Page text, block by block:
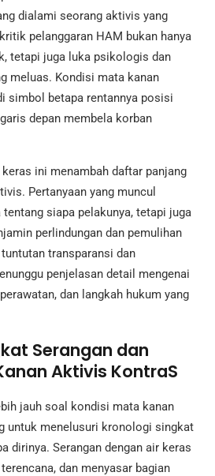
dialami seorang aktivis yang
pelanggaran HAM bukan hanya
tetapi juga luka psikologis dan
meluas. Kondisi mata kanan
simbol betapa rentannya posisi
depan membela korban
keras ini menambah daftar panjang
Pertanyaan yang muncul
tentang siapa pelakunya, tetapi juga
perlindungan dan pemulihan
transparansi dan
penjelasan detail mengenai
dan langkah hukum yang
Serangan dan
Aktivis KontraS
jauh soal kondisi mata kanan
untuk menelusuri kronologi singkat
dirinya. Serangan dengan air keras
dan menyasar bagian